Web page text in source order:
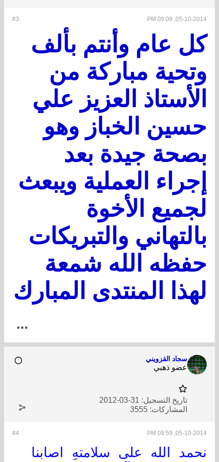
#3 05-10-2014, 09:08 PM
كل عام وأنتم بألف
وتحية مباركة من
الأستاذ العزيز علي
حسين الخباز وهو
بصحة جيدة بعد
إجراء العملية ويبعث
لجميع الأخوة
بالتهاني والتبريكات
حفظه الله شمعة
لهذا المنتدى المبارك
سجاد القزويني
عضو ذهبي
تاريخ التسجيل: 31-03-2012
المشاركات: 3555
#4 05-10-2014, 09:59 PM
نحمد الله على سلامتهِ اصابنا